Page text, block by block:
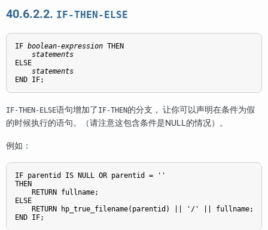
40.6.2.2. IF-THEN-ELSE
IF boolean-expression THEN
statements
ELSE
statements
END IF;
IF-THEN-ELSE语句增加了 IF-THEN的分支， 让你可以声明在条件为假
的时候执行的语句。（请注意这包含条件是NULL的情况）。
例如：
IF parentid IS NULL OR parentid = ''
THEN
    RETURN fullname;
ELSE
    RETURN hp_true_filename(parentid) || '/' || fullname;
END IF;